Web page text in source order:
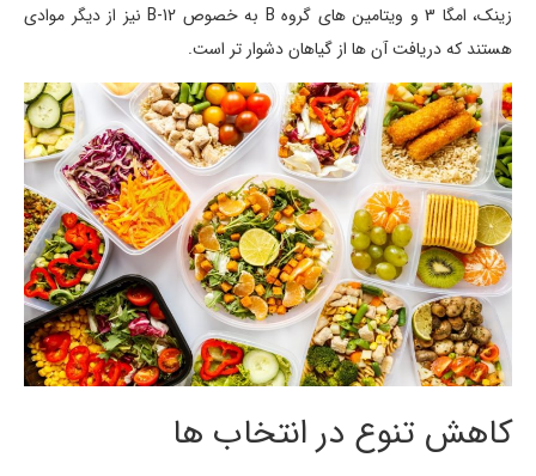
زینک، امگا 3 و ویتامین های گروه B به خصوص B-12 نیز از دیگر موادی
هستند که دریافت آن ها از گیاهان دشوار تر است.
کاهش تنوع در انتخاب ها